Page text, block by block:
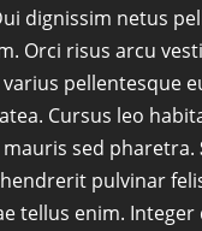
dignissim netus
Orci risus arcu
pellentesque
Cursus leo
sed pharetra.
pulvinar
tellus enim. Integer